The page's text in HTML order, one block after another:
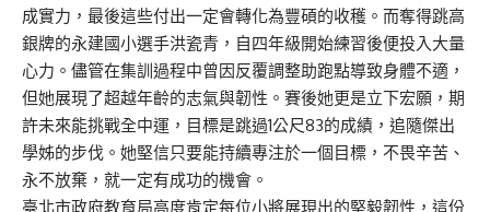
成實力，最後這些付出一定會轉化為豐碩的收穫。而奪得跳高
銀牌的永建國小選手洪瓷青，自四年級開始練習後便投入大量
心力。儘管在集訓過程中曾因反覆調整助跑點導致身體不適，
但她展現了超越年齡的志氣與韌性。賽後她更是立下宏願，期
許未來能挑戰全中運，目標是跳過1公尺83的成績，追隨傑出
學姊的步伐。她堅信只要能持續專注於一個目標，不畏辛苦、
永不放棄，就一定有成功的機會。
臺北市政府教育局高度肯定每位小將展現出的堅毅韌性，這份